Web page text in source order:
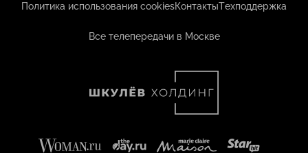
Политика использования cookiesКонтактыТехподдержка
Все телепередачи в Москве